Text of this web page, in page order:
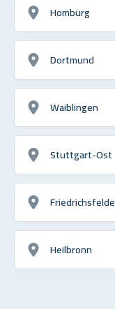
Homburg
Dortmund
Waiblingen
Stuttgart-Ost
Friedrichsfelde
Heilbronn